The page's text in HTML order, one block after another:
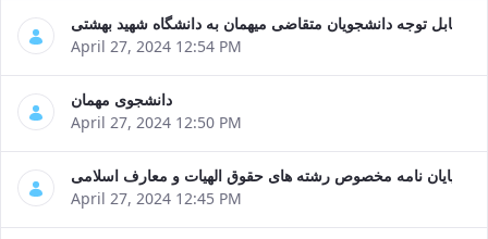
Quarterly
Management
of
Teaching
&
Learning
Environments
in
Higher
قابل توجه دانشجویان متقاضی میهمان به دانشگاه شهید بهشتی
April 27, 2024 12:54 PM
دانشجوی مهمان
April 27, 2024 12:50 PM
پایان نامه مخصوص رشته های حقوق الهیات و معارف اسلامی
April 27, 2024 12:45 PM